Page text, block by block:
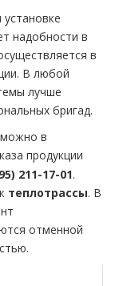
надобности в
в
В любой
лучше
бригад.
можно в
продукции
211-17-01.
тeплoтpaссы. В
отменной